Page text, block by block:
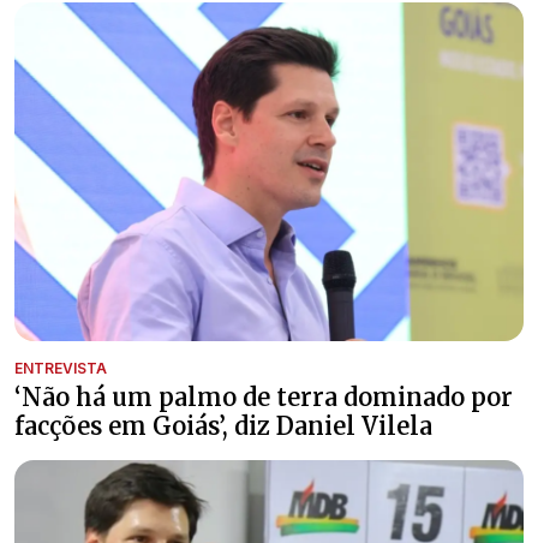
ENTREVISTA
‘Não há um palmo de terra dominado por
facções em Goiás’, diz Daniel Vilela